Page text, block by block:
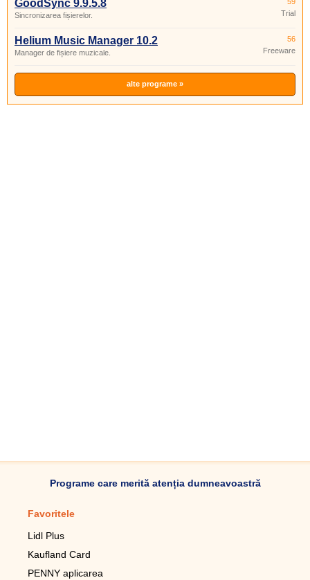
GoodSync 9.9.5.8
Sincronizarea fișierelor.
Trial
Helium Music Manager 10.2
Manager de fișiere muzicale.
56
Freeware
alte programe »
Programe care merită atenția dumneavoastră
Favoritele
Lidl Plus
Kaufland Card
PENNY aplicarea